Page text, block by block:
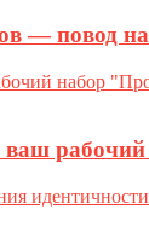
— повод